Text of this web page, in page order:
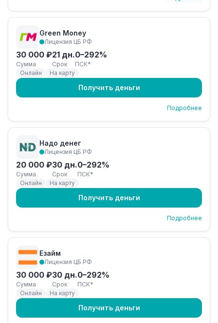
Green Money
Лицензия ЦБ РФ
30 000 ₽
Сумма
21 дн.
Срок
0–292%
ПСК*
Онлайн
На карту
Получить деньги
Подробнее
Надо денег
Лицензия ЦБ РФ
20 000 ₽
Сумма
30 дн.
Срок
0–292%
ПСК*
Онлайн
На карту
Получить деньги
Подробнее
Езайм
Лицензия ЦБ РФ
30 000 ₽
Сумма
30 дн.
Срок
0–292%
ПСК*
Онлайн
На карту
Получить деньги